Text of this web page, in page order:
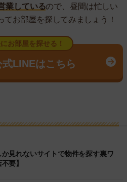
業しているので、昼間は忙しい
てお部屋を探してみましょう！
お部屋を探せる！
式LINEはこちら
見れないサイトで物件を探す裏ワ
要】